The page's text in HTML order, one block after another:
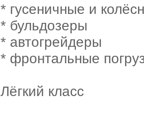
* гусеничные и
* бульдозеры
* автогрейдеры
* фронтальные
Лёгкий класс